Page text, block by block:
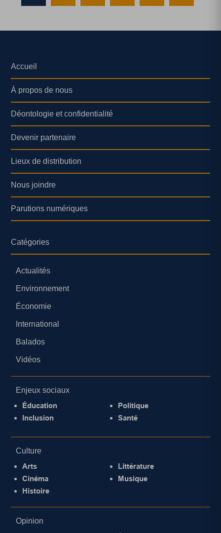
Accueil
À propos de nous
Déontologie et confidentialité
Devenir partenaire
Lieux de distribution
Nous joindre
Parutions numériques
Catégories
Actualités
Environnement
Économie
International
Balados
Vidéos
Enjeux sociaux
Éducation
Inclusion
Politique
Santé
Culture
Arts
Cinéma
Histoire
Littérature
Musique
Opinion